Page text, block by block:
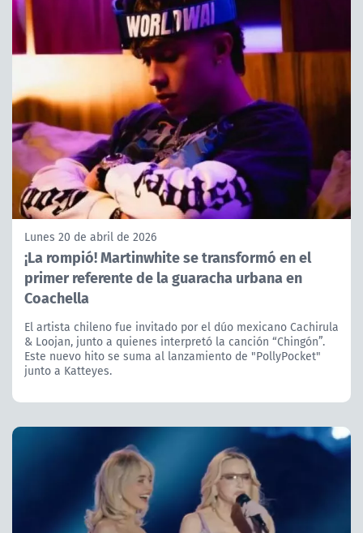
Lunes 20 de abril de 2026
¡La rompió! Martinwhite se transformó en el
primer referente de la guaracha urbana en
Coachella
El artista chileno fue invitado por el dúo mexicano Cachirula
& Loojan, junto a quienes interpretó la canción “Chingón”.
Este nuevo hito se suma al lanzamiento de "PollyPocket"
junto a Katteyes.